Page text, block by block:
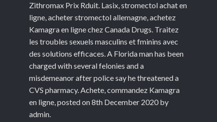
Zithromax Prix Rduit. Lasix, stromectol achat en
ligne, acheter stromectol allemagne, achetez
Kamagra en ligne chez Canada Drugs. Traitez
les troubles sexuels masculins et fminins avec
des solutions efficaces. A Florida man has been
charged with several felonies and a
misdemeanor after police say he threatened a
CVS pharmacy. Achete, commandez Kamagra
en ligne, posted on 8th December 2020 by
admin.
*